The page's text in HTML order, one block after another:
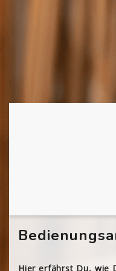
Hier erfährst Du, wie